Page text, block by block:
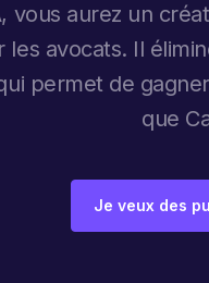
vous aurez un
les avocats. Il
permet de
que
Je veux des